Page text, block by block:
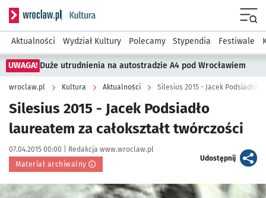
Serwis informacyjny wroclaw.pl podserwis: Kultura
Aktualności Wydział Kultury Polecamy Stypendia Festiwale
UWAGA! Duże utrudnienia na autostradzie A4 pod Wrocławiem
wroclaw.pl Kultura Aktualności Silesius 2015 - Jacek Podsiadło
Silesius 2015 - Jacek Podsiadło
laureatem za całokształt twórczości
Data publikacji:
07.04.2015 00:00 | Autor:
Redakcja www.wroclaw.pl
Materiał archiwalny
Udostępnijartykuł
Kliknij, aby powiększyć